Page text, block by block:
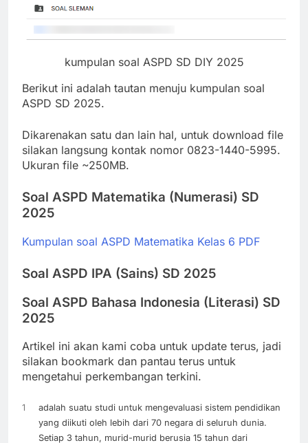
kumpulan soal ASPD SD DIY 2025
Berikut ini adalah tautan menuju kumpulan soal
ASPD SD 2025.
Dikarenakan satu dan lain hal, untuk download file
silakan langsung kontak nomor 0823-1440-5995.
Ukuran file ~250MB.
Soal ASPD Matematika (Numerasi) SD
2025
Kumpulan soal ASPD Matematika Kelas 6 PDF
Soal ASPD IPA (Sains) SD 2025
Soal ASPD Bahasa Indonesia (Literasi) SD
2025
Artikel ini akan kami coba untuk update terus, jadi
silakan bookmark dan pantau terus untuk
mengetahui perkembangan terkini.
1
adalah suatu studi untuk mengevaluasi sistem pendidikan
yang diikuti oleh lebih dari 70 negara di seluruh dunia.
Setiap 3 tahun, murid-murid berusia 15 tahun dari